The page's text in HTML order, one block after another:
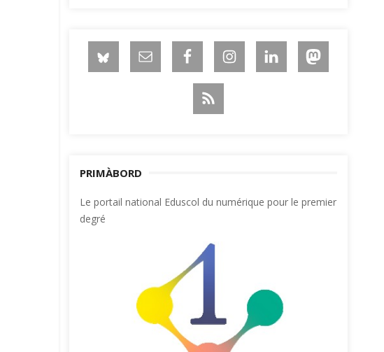
PRIMÀBORD
Le portail national Eduscol du numérique pour le premier
degré